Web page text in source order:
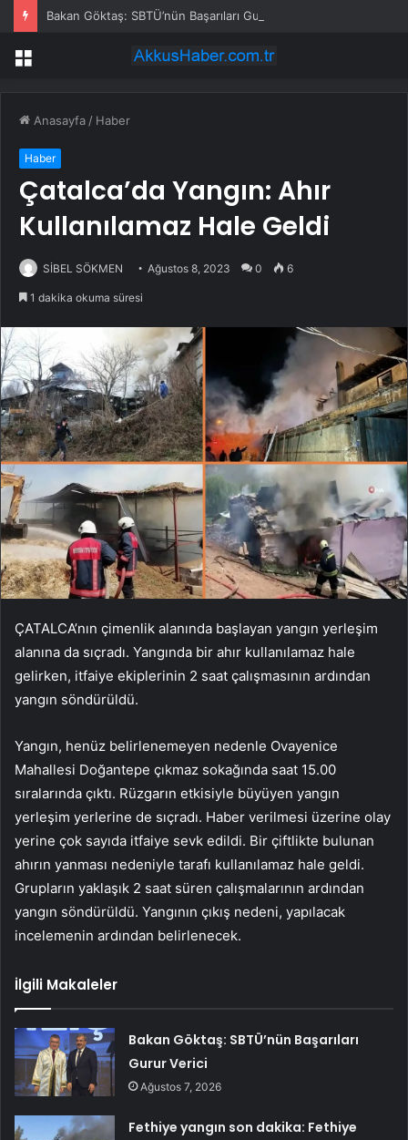
Bakan Göktaş: SBTÜ’nün Başarıları Gurur Verici
Menü
Anasayfa / Haber
Haber
Çatalca’da Yangın: Ahır
Kullanılamaz Hale Geldi
SİBEL SÖKMEN Ağustos 8, 2023 0 6
1 dakika okuma süresi
ÇATALCA’nın çimenlik alanında başlayan yangın yerleşim
alanına da sıçradı. Yangında bir ahır kullanılamaz hale
gelirken, itfaiye ekiplerinin 2 saat çalışmasının ardından
yangın söndürüldü.
Yangın, henüz belirlenemeyen nedenle Ovayenice
Mahallesi Doğantepe çıkmaz sokağında saat 15.00
sıralarında çıktı. Rüzgarın etkisiyle büyüyen yangın
yerleşim yerlerine de sıçradı. Haber verilmesi üzerine olay
yerine çok sayıda itfaiye sevk edildi. Bir çiftlikte bulunan
ahırın yanması nedeniyle tarafı kullanılamaz hale geldi.
Grupların yaklaşık 2 saat süren çalışmalarının ardından
yangın söndürüldü. Yangının çıkış nedeni, yapılacak
incelemenin ardından belirlenecek.
İlgili Makaleler
Bakan Göktaş: SBTÜ’nün Başarıları
Gurur Verici
Ağustos 7, 2026
Fethiye yangın son dakika: Fethiye